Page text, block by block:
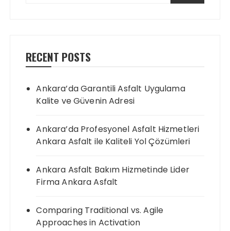
RECENT POSTS
Ankara’da Garantili Asfalt Uygulama
Kalite ve Güvenin Adresi
Ankara’da Profesyonel Asfalt Hizmetleri
Ankara Asfalt ile Kaliteli Yol Çözümleri
Ankara Asfalt Bakım Hizmetinde Lider
Firma Ankara Asfalt
Comparing Traditional vs. Agile
Approaches in Activation